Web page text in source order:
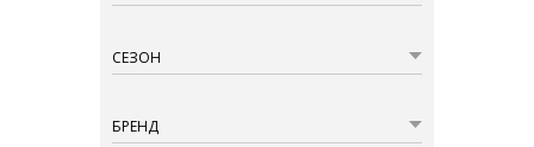
СЕЗОН
БРЕНД